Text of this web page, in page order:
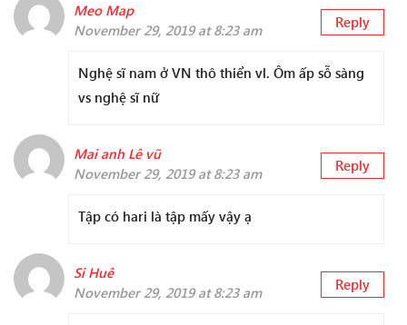
Meo Map
November 29, 2019 at 8:23 am
Reply
Nghệ sĩ nam ở VN thô thiển vl. Ôm ấp sỗ sàng
vs nghệ sĩ nữ
Mai anh Lê vũ
November 29, 2019 at 8:23 am
Reply
Tập có hari là tập mấy vậy ạ
Si Huê
November 29, 2019 at 8:23 am
Reply